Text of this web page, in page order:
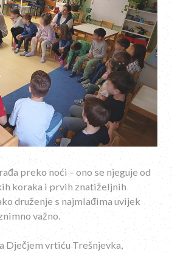
preko noći – ono se njeguje od
koraka i prvih znatiželjnih
druženje s najmlađima uvijek
važno.
Dječjem vrtiću Trešnjevka,